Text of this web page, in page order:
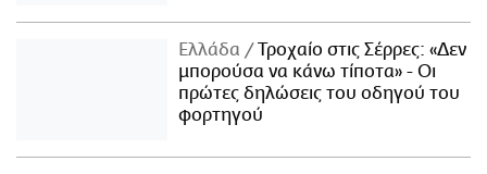
Ελλάδα
Τροχαίο στις Σέρρες: «Δεν
μπορούσα να κάνω τίποτα» - Οι
πρώτες δηλώσεις του οδηγού του
φορτηγού